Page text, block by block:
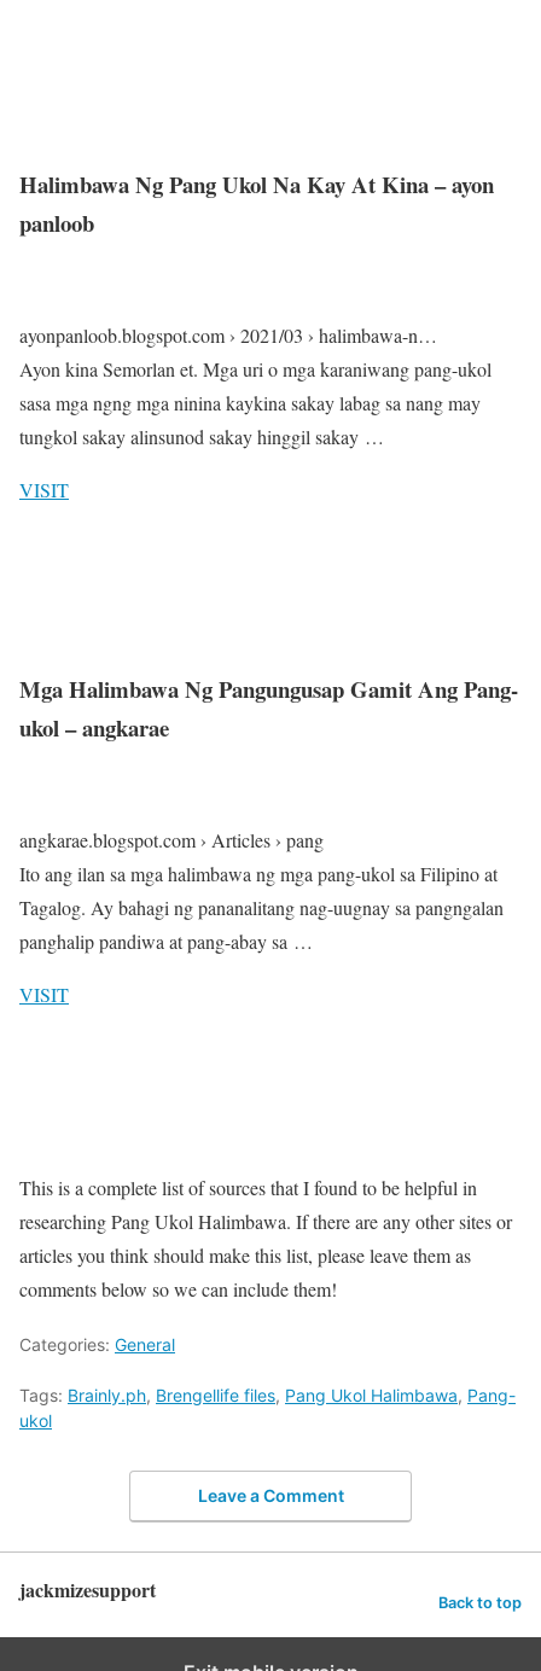
Halimbawa Ng Pang Ukol Na Kay At Kina – ayon
panloob
ayonpanloob.blogspot.com › 2021/03 › halimbawa-n…
Ayon kina Semorlan et. Mga uri o mga karaniwang pang-ukol
sasa mga ngng mga ninina kaykina sakay labag sa nang may
tungkol sakay alinsunod sakay hinggil sakay …
VISIT
Mga Halimbawa Ng Pangungusap Gamit Ang Pang-
ukol – angkarae
angkarae.blogspot.com › Articles › pang
Ito ang ilan sa mga halimbawa ng mga pang-ukol sa Filipino at
Tagalog. Ay bahagi ng pananalitang nag-uugnay sa pangngalan
panghalip pandiwa at pang-abay sa …
VISIT
This is a complete list of sources that I found to be helpful in
researching Pang Ukol Halimbawa. If there are any other sites or
articles you think should make this list, please leave them as
comments below so we can include them!
Categories: General
Tags: Brainly.ph, Brengellife files, Pang Ukol Halimbawa, Pang-
ukol
Leave a Comment
jackmizesupport Back to top